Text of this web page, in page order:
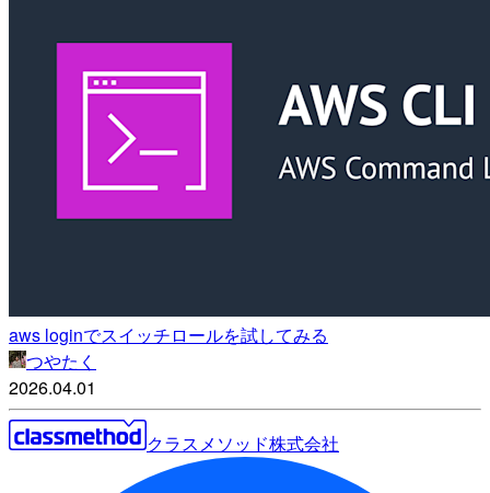
aws loginでスイッチロールを試してみる
つやたく
2026.04.01
クラスメソッド株式会社